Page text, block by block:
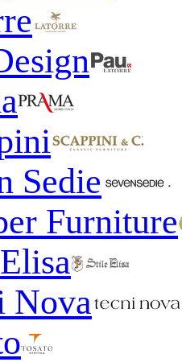
Sedie
Furniture
Nova